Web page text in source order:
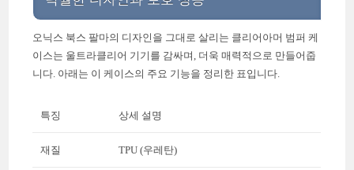
오닉스 북스 팔마의 디자인을 그대로 살리는 클리어아머 범퍼 케
이스는 울트라클리어 기기를 감싸며, 더욱 매력적으로 만들어줍
니다. 아래는 이 케이스의 주요 기능을 정리한 표입니다.
특징 상세 설명
재질 TPU (우레탄)